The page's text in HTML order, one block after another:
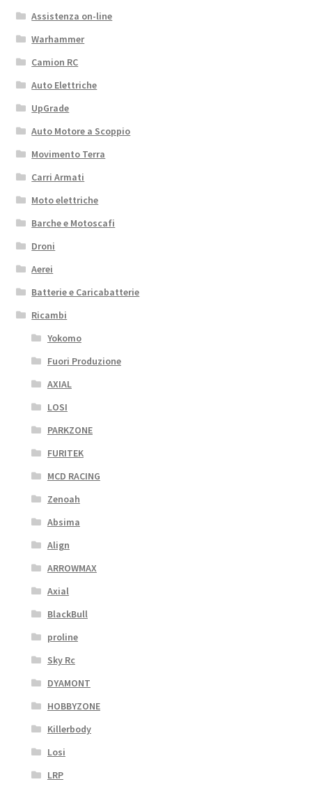
Assistenza on-line
Warhammer
Camion RC
Auto Elettriche
UpGrade
Auto Motore a Scoppio
Movimento Terra
Carri Armati
Moto elettriche
Barche e Motoscafi
Droni
Aerei
Batterie e Caricabatterie
Ricambi
Yokomo
Fuori Produzione
AXIAL
LOSI
PARKZONE
FURITEK
MCD RACING
Zenoah
Absima
Align
ARROWMAX
Axial
BlackBull
proline
Sky Rc
DYAMONT
HOBBYZONE
Killerbody
Losi
LRP